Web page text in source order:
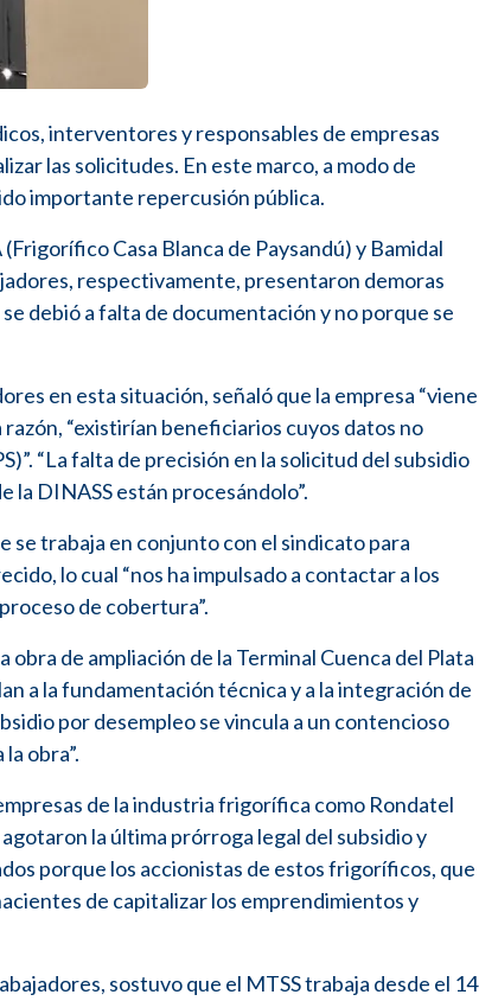
interventores y responsables de empresas
las solicitudes. En este marco, a modo de
importante repercusión pública.
Casa Blanca de Paysandú) y Bamidal
respectivamente, presentaron demoras
debió a falta de documentación y no porque se
en esta situación, señaló que la empresa “viene
razón, “existirían beneficiarios cuyos datos no
“La falta de precisión en la solicitud del subsidio
DINASS están procesándolo”.
se trabaja en conjunto con el sindicato para
lo cual “nos ha impulsado a contactar a los
de cobertura”.
de ampliación de la Terminal Cuenca del Plata
a la fundamentación técnica y a la integración de
por desempleo se vincula a un contencioso
obra”.
de la industria frigorífica como Rondatel
la última prórroga legal del subsidio y
porque los accionistas de estos frigoríficos, que
de capitalizar los emprendimientos y
sostuvo que el MTSS trabaja desde el 14